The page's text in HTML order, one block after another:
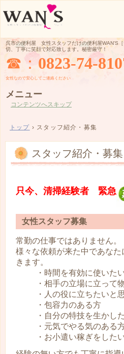
呉市の便利屋 女性スタッフだけの便利屋WAN'S
切、丁寧に笑顔で対応致します。秘密厳守！
☎： 0823-74-
女性なので安心してご連絡ください
メニュー
コンテンツへスキップ
トップ › スタッフ紹介・募集
スタッフ紹介・募集
只今、清掃経験者 緊急
女性スタッフ募集
常勤の仕事ではありません。
様々な依頼が来た中であな
きます。
・時間を有効に使いた
・相手の立場に立って
・人の役に立ちたいと
・包容力のある方
・自分の特技を生かし
・元気でやる気のある
・お小遣い稼ぎをした